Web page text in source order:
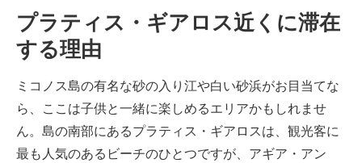
プラティス・ギアロス近くに滞在
する理由
ミコノス島の有名な砂の入り江や白い砂浜がお目当てな
ら、ここは子供と一緒に楽しめるエリアかもしれませ
ん。島の南部にあるプラティス・ギアロスは、観光客に
最も人気のあるビーチのひとつですが、アギア・アン